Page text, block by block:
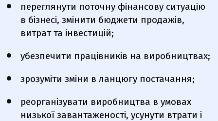
переглянути поточну фінансову ситуацію
в бізнесі, змінити бюджети продажів,
витрат та інвестицій;
убезпечити працівників на виробництвах;
зрозуміти зміни в ланцюгу постачання;
реорганізувати виробництва в умовах
низької завантаженості, усунути втрати і